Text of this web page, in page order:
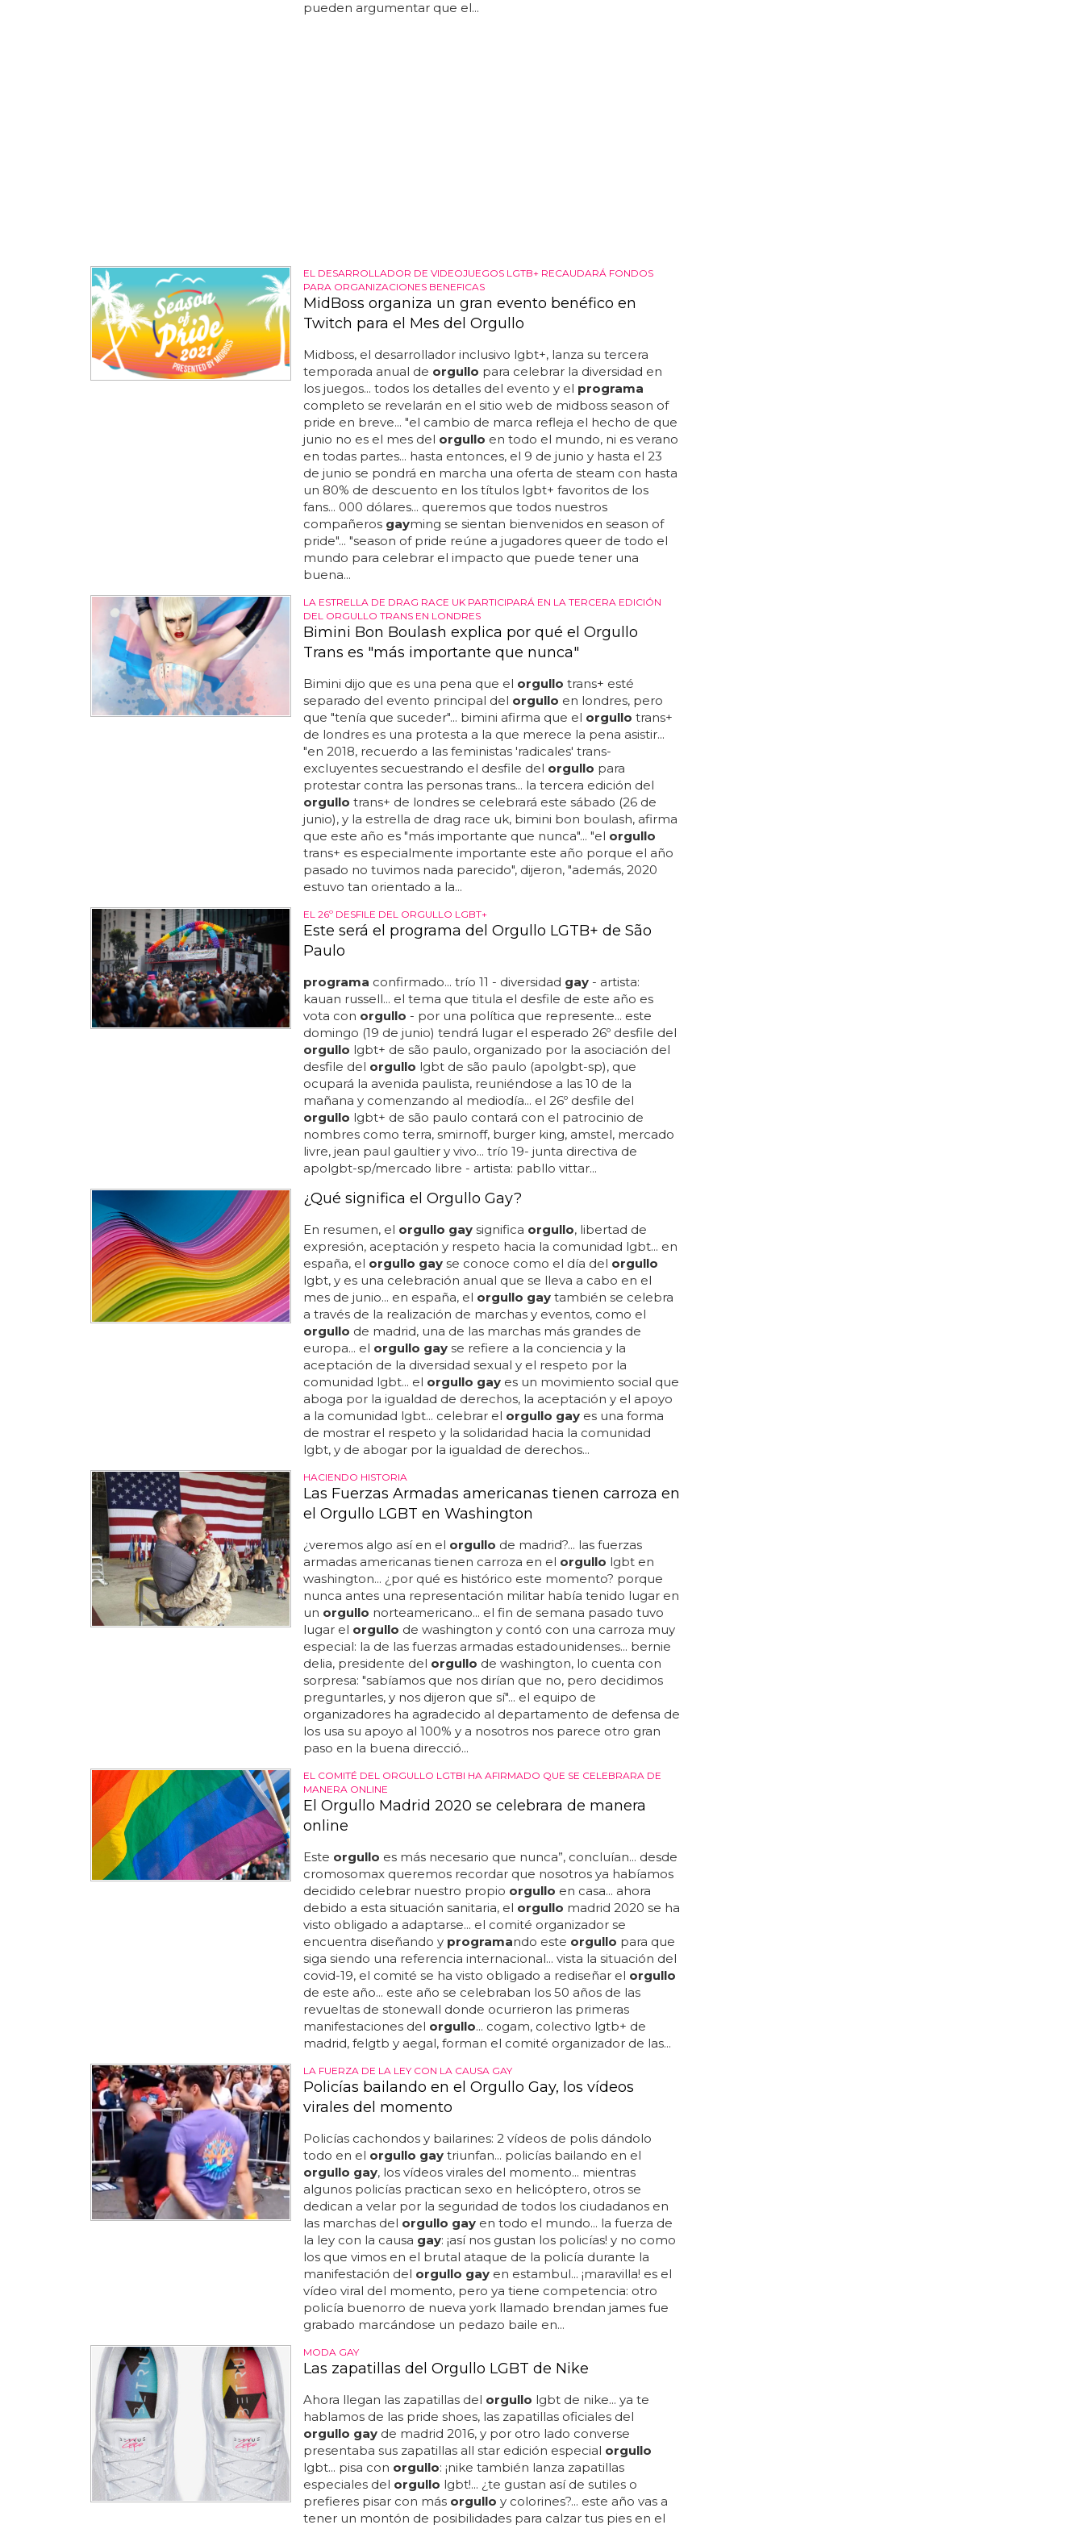
pueden argumentar que el...
EL DESARROLLADOR DE VIDEOJUEGOS LGTB+ RECAUDARÁ FONDOS
PARA ORGANIZACIONES BENEFICAS
MidBoss organiza un gran evento benéfico en
Twitch para el Mes del Orgullo
Midboss, el desarrollador inclusivo lgbt+, lanza su tercera
temporada anual de orgullo para celebrar la diversidad en
los juegos... todos los detalles del evento y el programa
completo se revelarán en el sitio web de midboss season of
pride en breve... "el cambio de marca refleja el hecho de que
junio no es el mes del orgullo en todo el mundo, ni es verano
en todas partes... hasta entonces, el 9 de junio y hasta el 23
de junio se pondrá en marcha una oferta de steam con hasta
un 80% de descuento en los títulos lgbt+ favoritos de los
fans... 000 dólares... queremos que todos nuestros
compañeros gayming se sientan bienvenidos en season of
pride"... "season of pride reúne a jugadores queer de todo el
mundo para celebrar el impacto que puede tener una
buena...
LA ESTRELLA DE DRAG RACE UK PARTICIPARÁ EN LA TERCERA EDICIÓN
DEL ORGULLO TRANS EN LONDRES
Bimini Bon Boulash explica por qué el Orgullo
Trans es "más importante que nunca"
Bimini dijo que es una pena que el orgullo trans+ esté
separado del evento principal del orgullo en londres, pero
que "tenía que suceder"... bimini afirma que el orgullo trans+
de londres es una protesta a la que merece la pena asistir...
"en 2018, recuerdo a las feministas 'radicales' trans-
excluyentes secuestrando el desfile del orgullo para
protestar contra las personas trans... la tercera edición del
orgullo trans+ de londres se celebrará este sábado (26 de
junio), y la estrella de drag race uk, bimini bon boulash, afirma
que este año es "más importante que nunca"... "el orgullo
trans+ es especialmente importante este año porque el año
pasado no tuvimos nada parecido", dijeron, "además, 2020
estuvo tan orientado a la...
EL 26º DESFILE DEL ORGULLO LGBT+
Este será el programa del Orgullo LGTB+ de São
Paulo
programa confirmado... trío 11 - diversidad gay- artista:
kauan russell... el tema que titula el desfile de este año es
vota con orgullo - por una política que represente... este
domingo (19 de junio) tendrá lugar el esperado 26º desfile del
orgullo lgbt+ de são paulo, organizado por la asociación del
desfile del orgullo lgbt de são paulo (apolgbt-sp), que
ocupará la avenida paulista, reuniéndose a las 10 de la
mañana y comenzando al mediodía... el 26º desfile del
orgullo lgbt+ de são paulo contará con el patrocinio de
nombres como terra, smirnoff, burger king, amstel, mercado
livre, jean paul gaultier y vivo... trío 19- junta directiva de
apolgbt-sp/mercado libre - artista: pabllo vittar...
¿Qué significa el Orgullo Gay?
En resumen, el orgullo gaysignifica orgullo, libertad de
expresión, aceptación y respeto hacia la comunidad lgbt... en
españa, el orgullo gayse conoce como el día del orgullo
lgbt, y es una celebración anual que se lleva a cabo en el
mes de junio... en españa, el orgullo gaytambién se celebra
a través de la realización de marchas y eventos, como el
orgullo de madrid, una de las marchas más grandes de
europa... el orgullo gayse refiere a la conciencia y la
aceptación de la diversidad sexual y el respeto por la
comunidad lgbt... el orgullo gayes un movimiento social que
aboga por la igualdad de derechos, la aceptación y el apoyo
a la comunidad lgbt... celebrar el orgullo gayes una forma
de mostrar el respeto y la solidaridad hacia la comunidad
lgbt, y de abogar por la igualdad de derechos...
HACIENDO HISTORIA
Las Fuerzas Armadas americanas tienen carroza en
el Orgullo LGBT en Washington
¿veremos algo así en el orgullo de madrid?... las fuerzas
armadas americanas tienen carroza en el orgullo lgbt en
washington... ¿por qué es histórico este momento? porque
nunca antes una representación militar había tenido lugar en
un orgullo norteamericano... el fin de semana pasado tuvo
lugar el orgullo de washington y contó con una carroza muy
especial: la de las fuerzas armadas estadounidenses... bernie
delia, presidente del orgullo de washington, lo cuenta con
sorpresa: "sabíamos que nos dirían que no, pero decidimos
preguntarles, y nos dijeron que sí"... el equipo de
organizadores ha agradecido al departamento de defensa de
los usa su apoyo al 100% y a nosotros nos parece otro gran
paso en la buena direcció...
EL COMITÉ DEL ORGULLO LGTBI HA AFIRMADO QUE SE CELEBRARA DE
MANERA ONLINE
El Orgullo Madrid 2020 se celebrara de manera
online
Este orgullo es más necesario que nunca”, concluían... desde
cromosomax queremos recordar que nosotros ya habíamos
decidido celebrar nuestro propio orgullo en casa... ahora
debido a esta situación sanitaria, el orgullo madrid 2020 se ha
visto obligado a adaptarse... el comité organizador se
encuentra diseñando y programando este orgullo para que
siga siendo una referencia internacional... vista la situación del
covid-19, el comité se ha visto obligado a rediseñar el orgullo
de este año... este año se celebraban los 50 años de las
revueltas de stonewall donde ocurrieron las primeras
manifestaciones del orgullo... cogam, colectivo lgtb+ de
madrid, felgtb y aegal, forman el comité organizador de las...
LA FUERZA DE LA LEY CON LA CAUSA GAY
Policías bailando en el Orgullo Gay, los vídeos
virales del momento
Policías cachondos y bailarines: 2 vídeos de polis dándolo
todo en el orgullo gaytriunfan... policías bailando en el
orgullo gay, los vídeos virales del momento... mientras
algunos policías practican sexo en helicóptero, otros se
dedican a velar por la seguridad de todos los ciudadanos en
las marchas del orgullo gayen todo el mundo... la fuerza de
la ley con la causa gay: ¡así nos gustan los policías! y no como
los que vimos en el brutal ataque de la policía durante la
manifestación del orgullo gayen estambul... ¡maravilla! es el
vídeo viral del momento, pero ya tiene competencia: otro
policía buenorro de nueva york llamado brendan james fue
grabado marcándose un pedazo baile en...
MODA GAY
Las zapatillas del Orgullo LGBT de Nike
Ahora llegan las zapatillas del orgullo lgbt de nike... ya te
hablamos de las pride shoes, las zapatillas oficiales del
orgullo gayde madrid 2016, y por otro lado converse
presentaba sus zapatillas all star edición especial orgullo
lgbt... pisa con orgullo: ¡nike también lanza zapatillas
especiales del orgullo lgbt!... ¿te gustan así de sutiles o
prefieres pisar con más orgullo y colorines?... este año vas a
tener un montón de posibilidades para calzar tus pies en el